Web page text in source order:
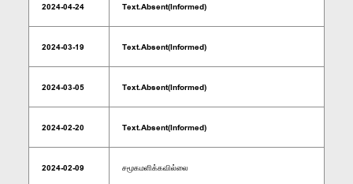
2024-04-24 Text.Absent(Informed)
2024-03-19 Text.Absent(Informed)
2024-03-05 Text.Absent(Informed)
2024-02-20 Text.Absent(Informed)
2024-02-09 சமூகமளிக்கவில்லை